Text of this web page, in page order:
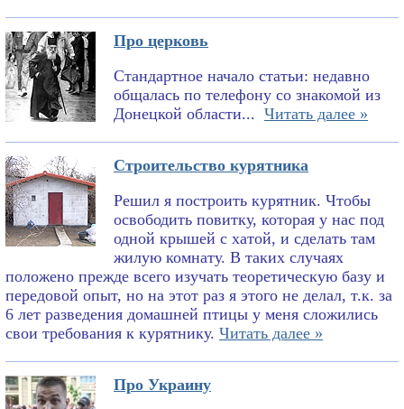
Про церковь
Стандартное начало статьи: недавно
общалась по телефону со знакомой из
Донецкой области... Читать далее »
Строительство курятника
Решил я построить курятник. Чтобы
освободить повитку, которая у нас под
одной крышей с хатой, и сделать там
жилую комнату. В таких случаях
положено прежде всего изучать теоретическую базу и
передовой опыт, но на этот раз я этого не делал, т.к. за
6 лет разведения домашней птицы у меня сложились
свои требования к курятнику. Читать далее »
Про Украину